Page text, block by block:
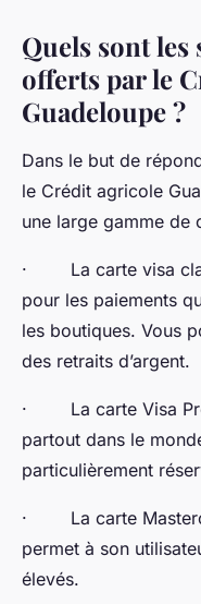
Quels sont les
offerts par le
Guadeloupe ?
Dans le but de
le Crédit agricole
une large gamme de
· La carte visa
pour les paiements
les boutiques. Vous
des retraits d’argent.
· La carte Visa
partout dans le
particulièrement
· La carte
permet à son
élevés.